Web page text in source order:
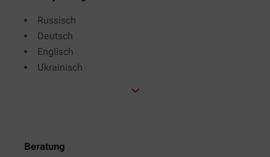
Russisch
Deutsch
Englisch
Ukrainisch
Beratung